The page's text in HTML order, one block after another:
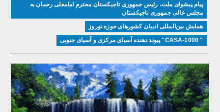
پیام پیشوای ملت، رئیس جمهوری تاجیکستان محترم امامعلی رحمان به
مجلس عالی جمهوری تاجیکستان
همایش بین‌المللی ادیبان کشور‌های حوزه نوروز
" CASA-1000" پیوند دهنده آسیای مرکزی و آسیای جنوبی